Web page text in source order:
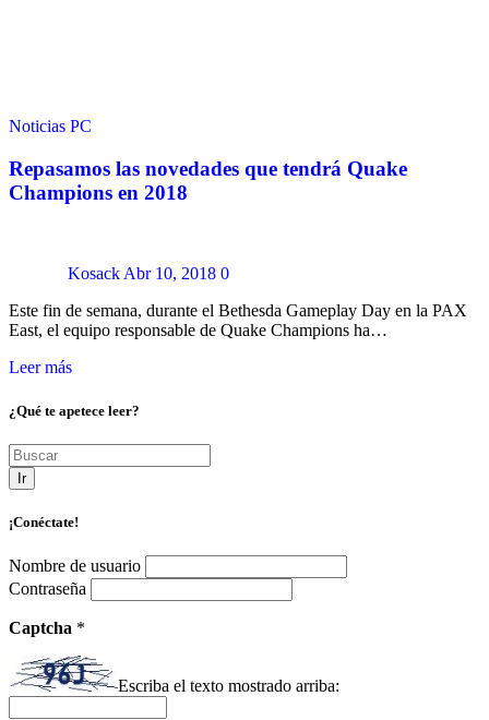
Noticias PC
Repasamos las novedades que tendrá Quake
Champions en 2018
KosackAbr 10, 2018 0
Este fin de semana, durante el Bethesda Gameplay Day en la PAX
East, el equipo responsable de Quake Champions ha…
Leer más
¿Qué te apetece leer?
Ir
¡Conéctate!
Nombre de usuario
Contraseña
Captcha *
Escriba el texto mostrado arriba: